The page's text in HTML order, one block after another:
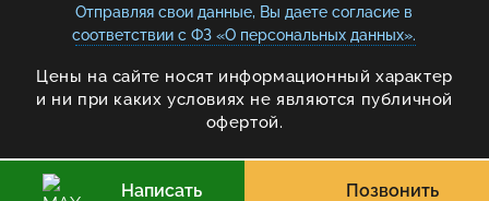
Отправляя свои данные, Вы даете согласие в
соответствии с ФЗ «О персональных данных».
Цены на сайте носят информационный характер
и ни при каких условиях не являются публичной
офертой.
Написать Позвонить